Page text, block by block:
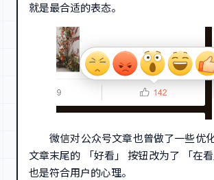
就是最合适的表态。
微信对公众号文章也曾做了一些优
文章末尾的 「好看」 按钮改为了 「在
也是符合用户的心理。